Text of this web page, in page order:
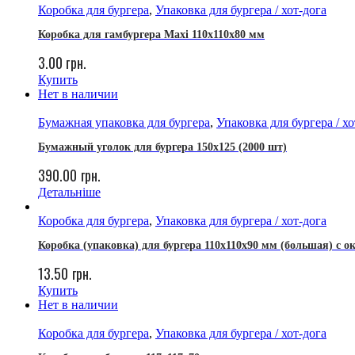
Коробка для бургера, Упаковка для бургера / хот-дога
Коробка для гамбургера Maxi 110х110х80 мм
3.00 грн.
Купить
Нет в наличии
Бумажная упаковка для бургера, Упаковка для бургера /
Бумажный уголок для бургера 150х125 (2000 шт)
390.00 грн.
Детальніше
Коробка для бургера, Упаковка для бургера / хот-дога
Коробка (упаковка) для бургера 110х110х90 мм (большая) с
13.50 грн.
Купить
Нет в наличии
Коробка для бургера, Упаковка для бургера / хот-дога